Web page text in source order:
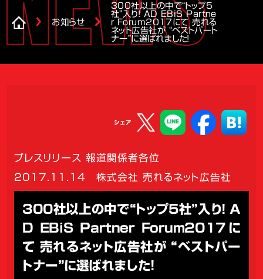
お知らせ
300社以上の中で“トップ5
社”入り！ AD EBiS Partne
r Forum2017にて 売れる
ネット広告社が “ベストパート
ナー”に選ばれました！
シェア
プレスリリース 報道関係者各位
2017.11.14 株式会社 売れるネット広告社
300社以上の中で“トップ5社”入り！ A
D EBiS Partner Forum2017に
て 売れるネット広告社が “ベストパー
トナー”に選ばれました！